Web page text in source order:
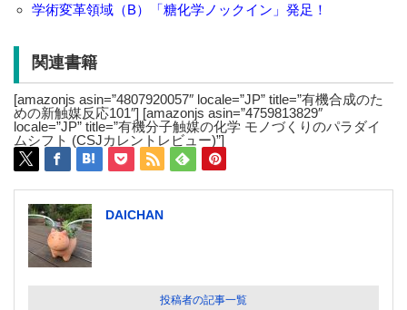
学術変革領域（B）「糖化学ノックイン」発足！
関連書籍
[amazonjs asin=”4807920057″ locale=”JP” title=”有機合成のた
めの新触媒反応101″] [amazonjs asin=”4759813829″
locale=”JP” title=”有機分子触媒の化学 モノづくりのパラダイ
ムシフト (CSJカレントレビュー)”]
DAICHAN
投稿者の記事一覧